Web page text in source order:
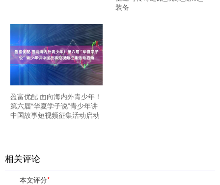
装备
盈富优配 面向海内外青少年！
第六届“华夏学子说”青少年讲
中国故事短视频征集活动启动
相关评论
本文评分*